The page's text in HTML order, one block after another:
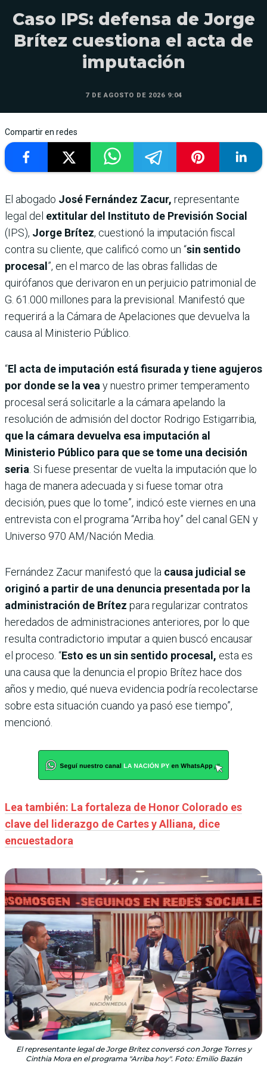
Caso IPS: defensa de Jorge
Brítez cuestiona el acta de
imputación
7 DE AGOSTO DE 2026 9:04
Compartir en redes
El abogado José Fernández Zacur, representante
legal del extitular del Instituto de Previsión Social
(IPS), Jorge Brítez, cuestionó la imputación fiscal
contra su cliente, que calificó como un “sin sentido
procesal”, en el marco de las obras fallidas de
quirófanos que derivaron en un perjuicio patrimonial de
G. 61.000 millones para la previsional. Manifestó que
requerirá a la Cámara de Apelaciones que devuelva la
causa al Ministerio Público.
“El acta de imputación está fisurada y tiene agujeros
por donde se la vea y nuestro primer temperamento
procesal será solicitarle a la cámara apelando la
resolución de admisión del doctor Rodrigo Estigarribia,
que la cámara devuelva esa imputación al
Ministerio Público para que se tome una decisión
seria . Si fuese presentar de vuelta la imputación que lo
haga de manera adecuada y si fuese tomar otra
decisión, pues que lo tome”, indicó este viernes en una
entrevista con el programa “Arriba hoy” del canal GEN y
Universo 970 AM/Nación Media.
Fernández Zacur manifestó que la causa judicial se
originó a partir de una denuncia presentada por la
administración de Brítez para regularizar contratos
heredados de administraciones anteriores, por lo que
resulta contradictorio imputar a quien buscó encausar
el proceso. “Esto es un sin sentido procesal, esta es
una causa que la denuncia el propio Brítez hace dos
años y medio, qué nueva evidencia podría recolectarse
sobre esta situación cuando ya pasó ese tiempo”,
mencionó.
Lea también: La fortaleza de Honor Colorado es
clave del liderazgo de Cartes y Alliana, dice
encuestadora
El representante legal de Jorge Brítez conversó con Jorge Torres y
Cinthia Mora en el programa "Arriba hoy". Foto: Emilio Bazán